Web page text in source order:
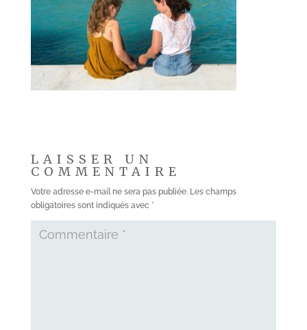
LAISSER UN
COMMENTAIRE
Votre adresse e-mail ne sera pas publiée. Les champs
obligatoires sont indiqués avec *